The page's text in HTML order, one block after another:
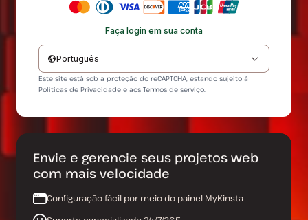
Faça login em sua conta
Português
Este site está sob a proteção do reCAPTCHA, estando sujeito à
Políticas de Privacidade e aos Termos de serviço.
Envie e gerencie seus projetos web
com mais velocidade
Configuração fácil por meio do painel MyKinsta